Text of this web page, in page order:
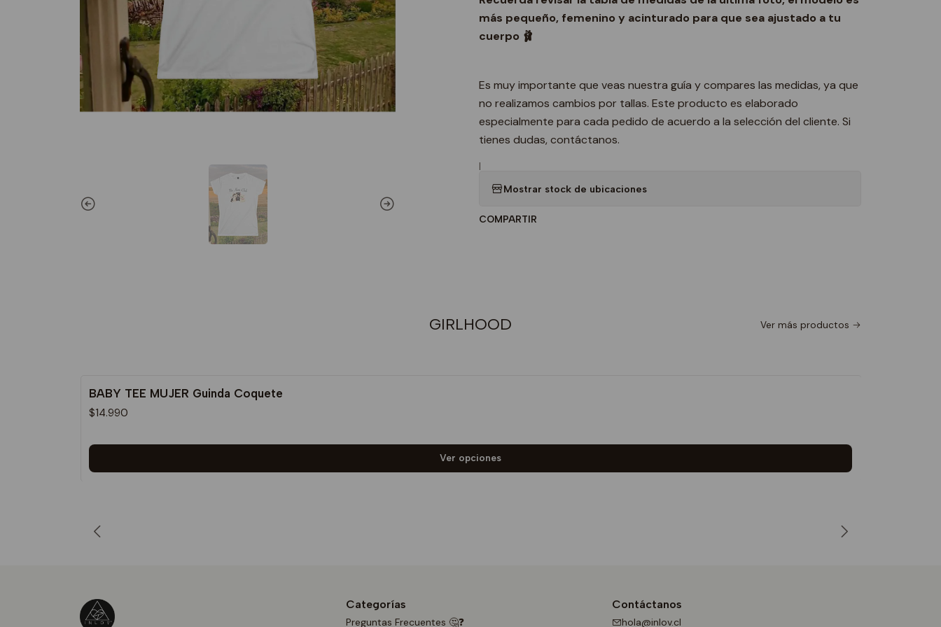
más pequeño, femenino y acinturado para que sea ajustado a tu
cuerpo 🩰
Es muy importante que veas nuestra guía y compares las medidas, ya que
no realizamos cambios por tallas. Este producto es elaborado
especialmente para cada pedido de acuerdo a la selección del cliente. Si
tienes dudas, contáctanos.
|
Mostrar stock de ubicaciones
COMPARTIR
GIRLHOOD Ver más productos
BABY TEE MUJER Guinda Coquete
$14.990
Ver opciones
Categorías
Preguntas Frecuentes 🤔❓
Contáctanos
hola@inlov.cl